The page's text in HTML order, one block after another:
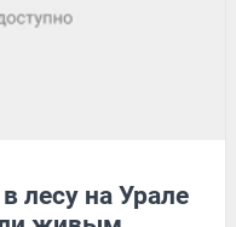
лесу на Урале